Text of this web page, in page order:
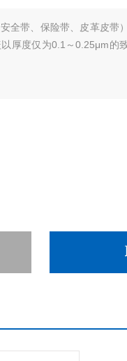
全带、保险带、皮革皮带
厚度仅为0.1～0.25μm的